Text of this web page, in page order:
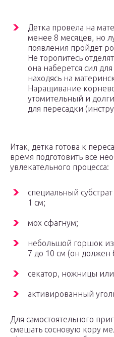
Детка провела на
менее 8 месяцев, но
появления пройдет
Не торопитесь
она наберется сил
находясь на
Наращивание
утомительный и
для пересадки
Итак, детка готова к
время подготовить все
увлекательного процесса:
специальный
1 см;
мох сфагнум;
небольшой горшок из
7 до 10 см (он
секатор, ножницы
активированный
Для самостоятельного
смешать сосновую кору